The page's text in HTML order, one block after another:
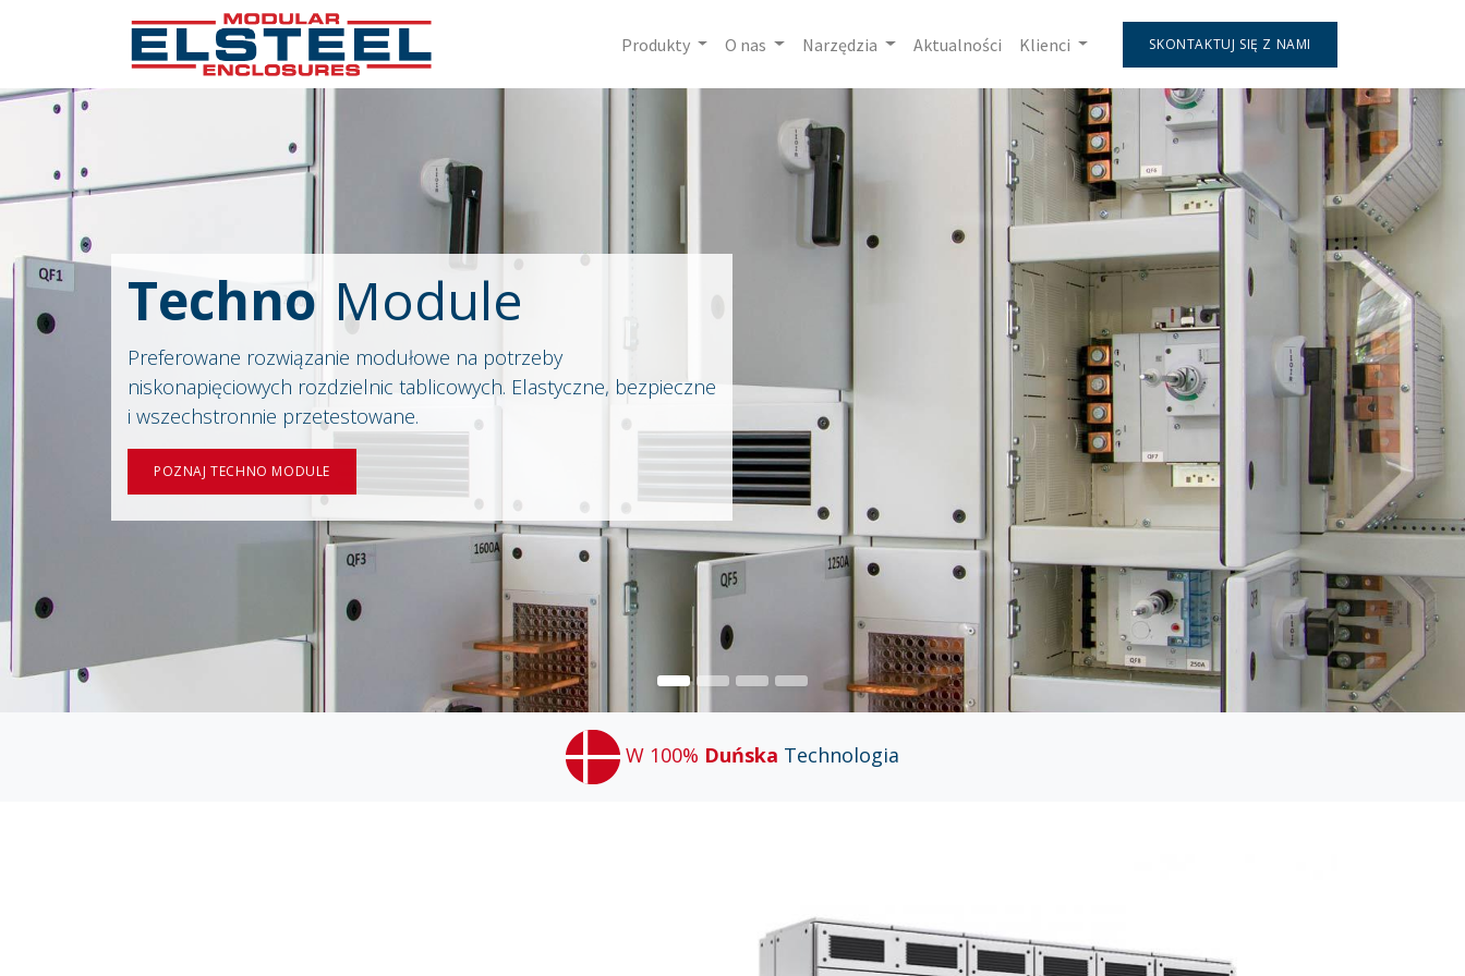
Produkty O nas Narzędzia Aktualności Klienci SKONTAKTUJ SIĘ Z NAMI
Techno Module
Preferowane rozwiązanie modułowe na potrzeby
niskonapięciowych rozdzielnic tablicowych. Elastyczne, bezpieczne
i wszechstronnie przetestowane.
POZNAJ TECHNO MODULE
Next
W 100% Duńska Technologia